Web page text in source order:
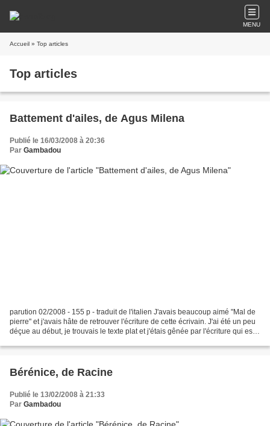
MENU
Accueil » Top articles
Top articles
Battement d'ailes, de Agus Milena
Publié le 16/03/2008 à 20:36
Par Gambadou
parution 02/2008 - 155 p - traduit de l'italien J'avais beaucoup aimé "Mal de
pierre" et j'avais hâte de retrouver l'écriture de cette écrivain. J'ai été un peu
déçue au début, je trouvais le texte plat et j'étais gênée par l'écriture qui est
Bérénice, de Racine
Publié le 13/02/2008 à 21:33
Par Gambadou